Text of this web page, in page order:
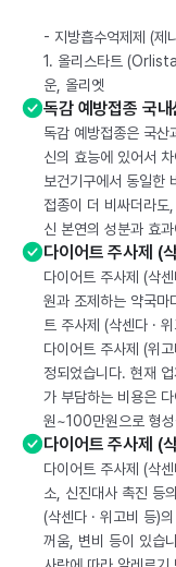
- 지방흡수억제제 (제
1. 올리스타트
운, 올리엣
독감 예방접종 국
독감 예방접종은 국산
신의 효능에 있어서
보건기구에서 동일한
접종이 더 비싸더라
신 본연의 성분과 효
다이어트 주사제 (
다이어트 주사제 (삭
원과 조제하는 약국마
트 주사제 (삭센다 ·
다이어트 주사제 (위
정되었습니다. 현재
가 부담하는 비용은
원~100만원으로 형
다이어트 주사제 (
다이어트 주사제 (삭
소, 신진대사 촉진 등
(삭센다 · 위고비 등)
꺼움, 변비 등이 있습